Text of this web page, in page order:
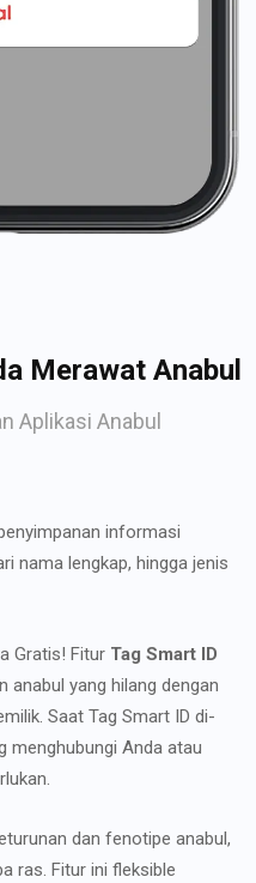
Merawat Anabul
Aplikasi Anabul
informasi
nama lengkap, hingga jenis
Gratis! Fitur Tag Smart ID
anabul yang hilang dengan
Saat Tag Smart ID di-
menghubungi Anda atau
dan fenotipe anabul,
ras. Fitur ini fleksible